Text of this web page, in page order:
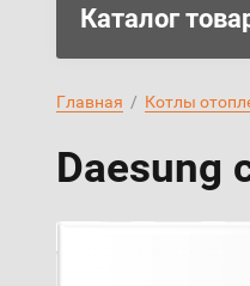
Каталог
Главная
  /
Котлы
Daesung